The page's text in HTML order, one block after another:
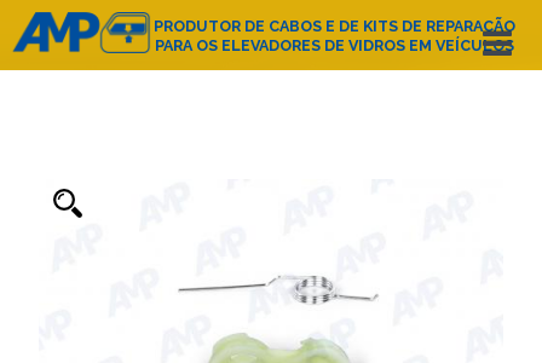
PRODUTOR DE CABOS E DE KITS DE REPARAÇÃO
PARA OS ELEVADORES DE VIDROS EM VEÍCULOS
SOBRE NÓS
CATÁLOGO DE PRODUTOS